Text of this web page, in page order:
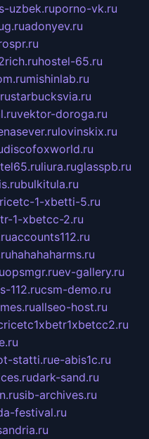
uzbek.ruporno-vk.ru
adonyev.ru
hostel-65.ru
mishinlab.ru
starbucksvia.ru
vektor-doroga.ru
lovinskix.ru
discofoxworld.ru
liura.ruglasspb.ru
bulkitula.ru
1-xbetti-5.ru
1-xbetcc-2.ru
accounts112.ru
hahahaharms.ru
opsmgr.ruev-gallery.ru
112.rucsm-demo.ru
allseo-host.ru
statti.rue-abis1c.ru
dark-sand.ru
sib-archives.ru
festival.ru